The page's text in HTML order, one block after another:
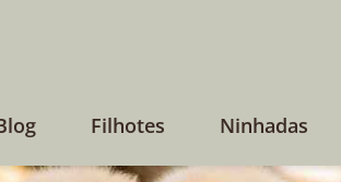
Filhotes Ninhadas